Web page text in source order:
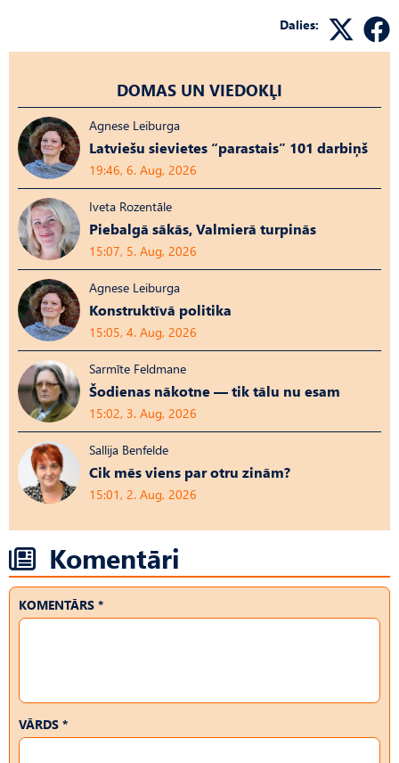
Dalies:
DOMAS UN VIEDOKĻI
Agnese Leiburga
Latviešu sievietes “parastais” 101 darbiņš
19:46, 6. Aug, 2026
Iveta Rozentāle
Piebalgā sākās, Valmierā turpinās
15:07, 5. Aug, 2026
Agnese Leiburga
Konstruktīvā politika
15:05, 4. Aug, 2026
Sarmīte Feldmane
Šodienas nākotne — tik tālu nu esam
15:02, 3. Aug, 2026
Sallija Benfelde
Cik mēs viens par otru zinām?
15:01, 2. Aug, 2026
Komentāri
KOMENTĀRS *
VĀRDS *